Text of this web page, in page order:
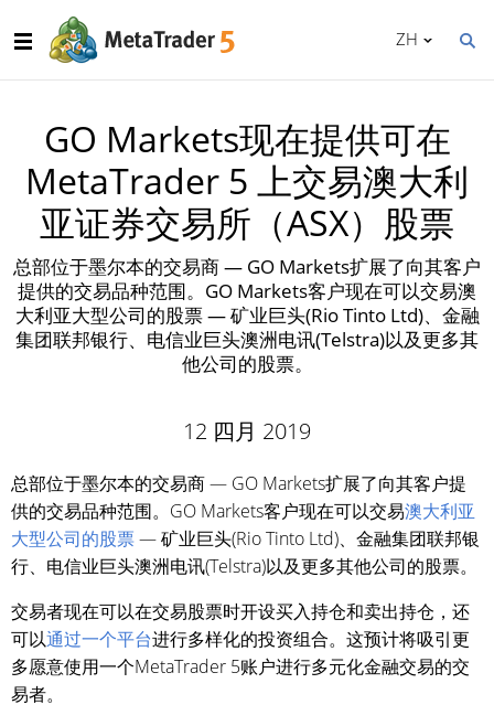
ZH
GO Markets现在提供可在
MetaTrader 5 上交易澳大利
亚证券交易所（ASX）股票
总部位于墨尔本的交易商 — GO Markets扩展了向其客户
提供的交易品种范围。GO Markets客户现在可以交易澳
大利亚大型公司的股票 — 矿业巨头(Rio Tinto Ltd)、金融
集团联邦银行、电信业巨头澳洲电讯(Telstra)以及更多其
他公司的股票。
12 四月 2019
总部位于墨尔本的交易商 — GO Markets扩展了向其客户提
供的交易品种范围。GO Markets客户现在可以交易澳大利亚
大型公司的股票— 矿业巨头(Rio Tinto Ltd)、金融集团联邦银
行、电信业巨头澳洲电讯(Telstra)以及更多其他公司的股票。
交易者现在可以在交易股票时开设买入持仓和卖出持仓，还
可以通过一个平台进行多样化的投资组合。这预计将吸引更
多愿意使用一个MetaTrader 5账户进行多元化金融交易的交
易者。